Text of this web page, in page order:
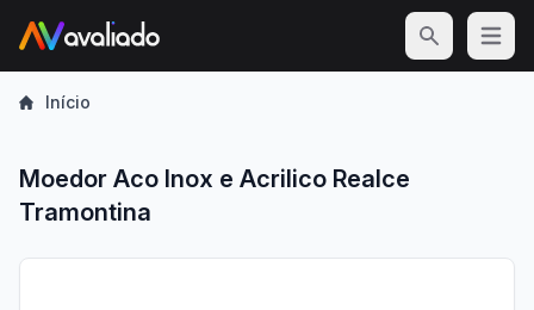
Open
Início
Moedor Aco Inox e Acrilico Realce
Tramontina